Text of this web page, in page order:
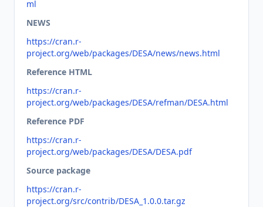
ml
NEWS
https://cran.r-
project.org/web/packages/DESA/news/news.html
Reference HTML
https://cran.r-
project.org/web/packages/DESA/refman/DESA.html
Reference PDF
https://cran.r-
project.org/web/packages/DESA/DESA.pdf
Source package
https://cran.r-
project.org/src/contrib/DESA_1.0.0.tar.gz